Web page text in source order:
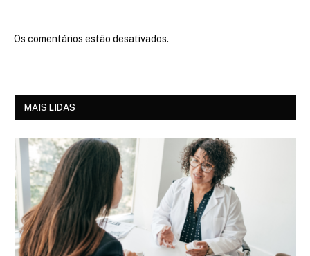
Os comentários estão desativados.
MAIS LIDAS